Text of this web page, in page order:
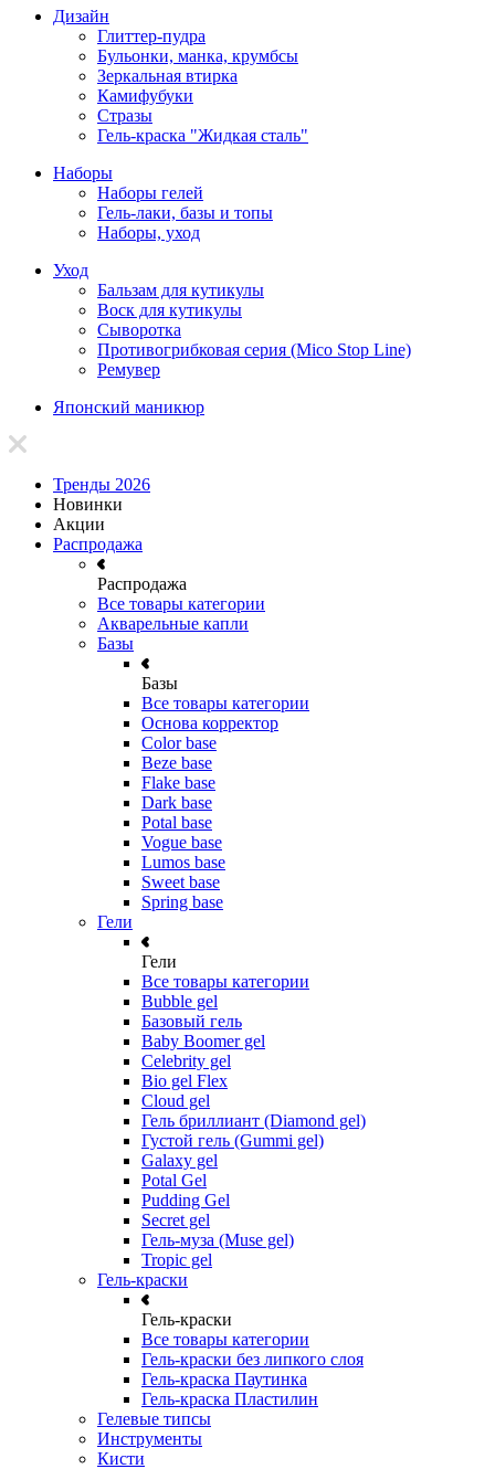
Дизайн
Глиттер-пудра
Бульонки, манка, крумбсы
Зеркальная втирка
Камифубуки
Стразы
Гель-краска "Жидкая сталь"
Наборы
Наборы гелей
Гель-лаки, базы и топы
Наборы, уход
Уход
Бальзам для кутикулы
Воск для кутикулы
Сыворотка
Противогрибковая серия (Mico Stop Line)
Ремувер
Японский маникюр
Тренды 2026
Новинки
Акции
Распродажа
Распродажа
Все товары категории
Акварельные капли
Базы
Базы
Все товары категории
Основа корректор
Color base
Beze base
Flake base
Dark base
Potal base
Vogue base
Lumos base
Sweet base
Spring base
Гели
Гели
Все товары категории
Bubble gel
Базовый гель
Baby Boomer gel
Celebrity gel
Bio gel Flex
Cloud gel
Гель бриллиант (Diamond gel)
Густой гель (Gummi gel)
Galaxy gel
Potal Gel
Pudding Gel
Secret gel
Гель-муза (Muse gel)
Tropic gel
Гель-краски
Гель-краски
Все товары категории
Гель-краски без липкого слоя
Гель-краска Паутинка
Гель-краска Пластилин
Гелевые типсы
Инструменты
Кисти